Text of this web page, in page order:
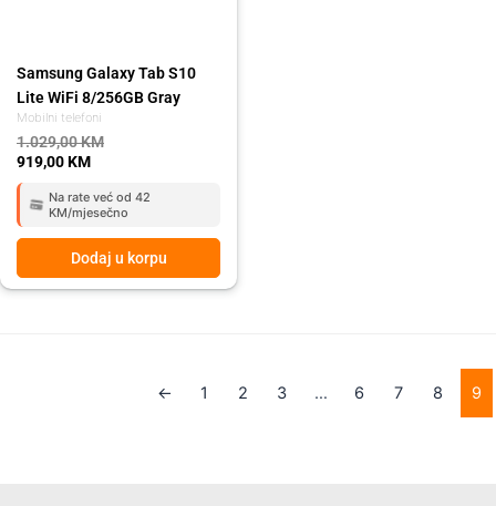
Mobilni telefoni
Samsung Galaxy Tab S10
Lite WiFi 8/256GB Gray
1.029,00KM
919,00KM
Na rate već od 42
KM/mjesečno
Dodaj u korpu
← 1 2 3 … 6 7 8 9